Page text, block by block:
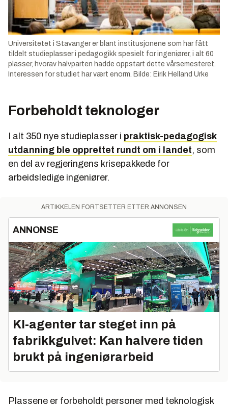
Universitetet i Stavanger er blant institusjonene som har fått
tildelt studieplasser i pedagogikk spesielt for ingeniører, i alt 60
plasser, hvorav halvparten hadde oppstart dette vårsemesteret.
Interessen for studiet har vært enorm. Bilde: Eirik Helland Urke
Forbeholdt teknologer
I alt 350 nye studieplasser i praktisk-pedagogisk
utdanning ble opprettet rundt om i landet, som
en del av regjeringens krisepakkede for
arbeidsledige ingeniører.
ARTIKKELEN FORTSETTER ETTER ANNONSEN
ANNONSE
KI-agenter tar steget inn på
fabrikkgulvet: Kan halvere tiden
brukt på ingeniørarbeid
Plassene er forbeholdt personer med teknologisk